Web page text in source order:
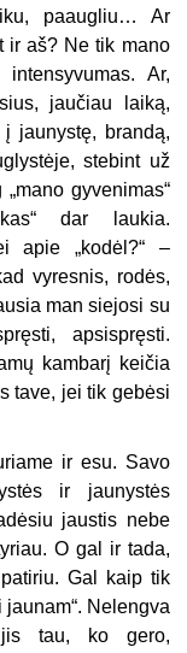
paaugliu… Ar
ir aš? Ne tik mano
Ar,
jaučiau laiką,
jaunystę, brandą,
stebint už
gyvenimas“
dar laukia.
apie „kodėl?“ –
vyresnis, rodės,
man siejosi su
apsispręsti.
kambarį keičia
tave, jei tik gebėsi
ir esu. Savo
ir jaunystės
jaustis nebe
O gal ir tada,
Gal kaip tik
jaunam“. Nelengva
tau, ko gero,